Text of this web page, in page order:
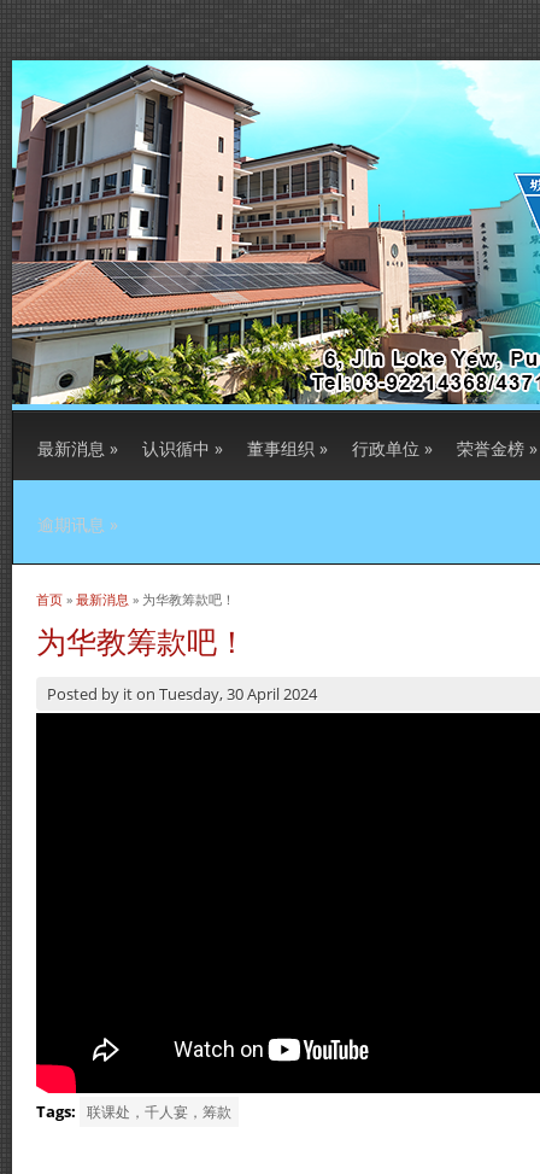
最新消息 » 认识循中 » 董事组织 » 行政单位 » 荣誉金榜 »
逾期讯息 »
当前位置
首页 » 最新消息 » 为华教筹款吧！
为华教筹款吧！
Posted by iton Tuesday, 30 April 2024
Tags: 联课处，千人宴，筹款